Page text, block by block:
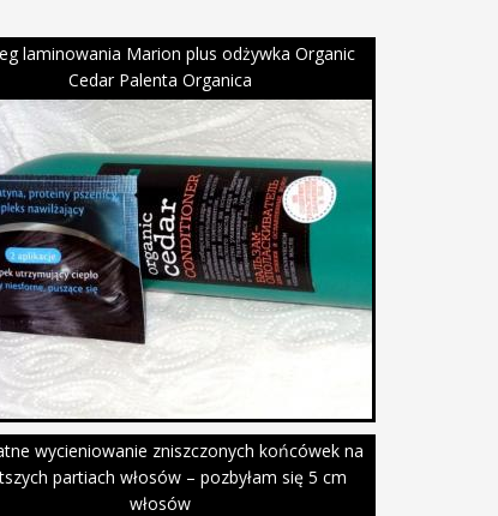
laminowania Marion plus odżywka Organic
Cedar Palenta Organica
wycieniowanie zniszczonych końcówek na
partiach włosów – pozbyłam się 5 cm
włosów